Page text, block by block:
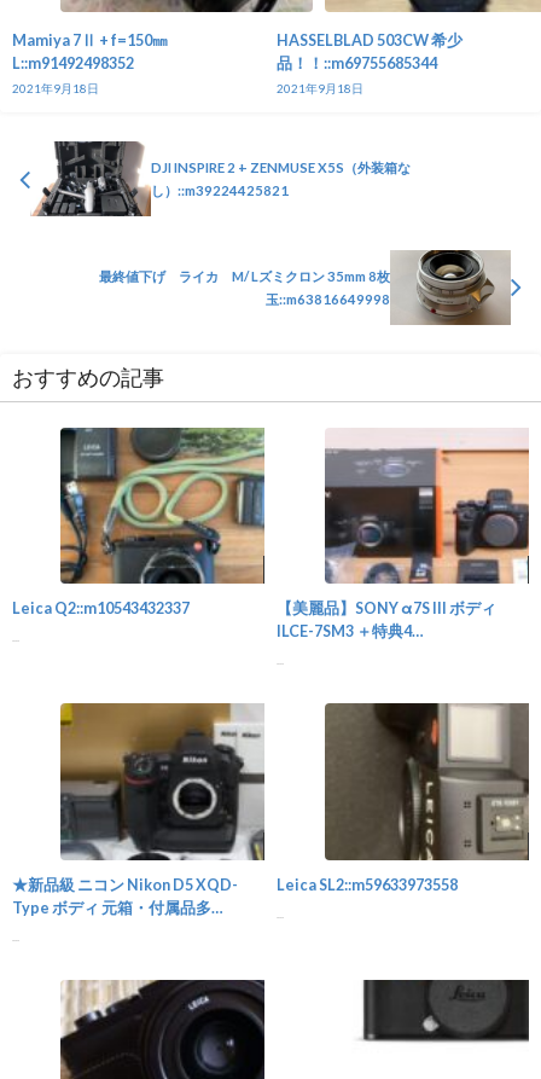
Mamiya 7Ⅱ + f=150㎜
L::m91492498352
2021年9月18日
HASSELBLAD 503CW 希少
品！！::m69755685344
2021年9月18日
DJI INSPIRE 2 + ZENMUSE X5S（外装箱な
し）::m39224425821
最終値下げ ライカ M/ Lズミクロン 35mm 8枚
玉::m63816649998
おすすめの記事
Leica Q2::m10543432337
【美麗品】SONY α7S III ボディ
ILCE-7SM3 ＋特典4
★新品級 ニコン Nikon D5 XQD-
Type ボディ 元箱・付属品多
Leica SL2::m59633973558